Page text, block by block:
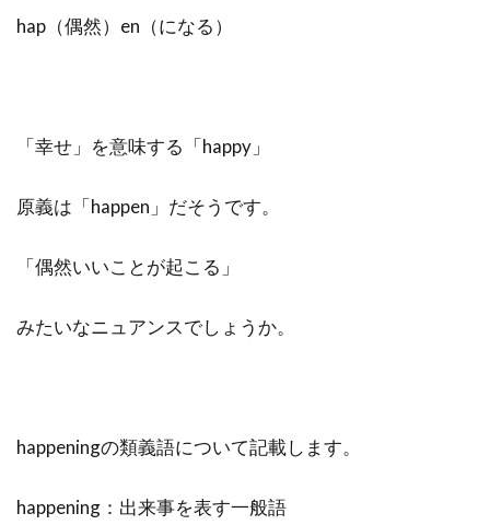
hap（偶然）en（になる）
「幸せ」を意味する「happy」
原義は「happen」だそうです。
「偶然いいことが起こる」
みたいなニュアンスでしょうか。
happeningの類義語について記載します。
happening：出来事を表す一般語